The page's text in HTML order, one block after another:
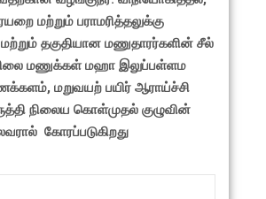
மற்றும் பராமரித்தலுக்கு
தகுதியான மணுதாரர்களின் சீல்
மணுக்கள் மஹா இலுப்பள்ளம
மறுவயற் பயிர் ஆராய்ச்சி
நிலைய கொள்முதல் குழுவின்
கோரப்படுகிறது